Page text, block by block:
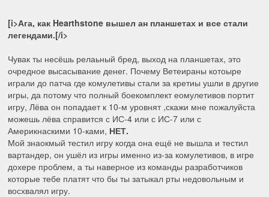
[i>Ага, как Hearthstone вышел ан планшетах и все стали
легендами.[/i>
Чувак ты несёшь релаьный бред, выход на планшетах, это
очредное высасывание денег. Почему Ветеираны котоыре
играли до патча где комулетивы стали за кретиы ушли в другие
игры, да потому что полный боекомплект еомулетивов портит
игру, Лёва он попадает к 10-м уровнят ,скажи мне пожалуйста
можешь лёва справится с ИС-4 или с ИС-7 или с
Америкнаскими 10-ками, НЕТ.
Мой знаокмый тестил игру когда она ещё не вышла и тестил
вартандер, он ушёл из игры именно из-за комулетивов, в игре
дохере проблем, а ты наверное из команды разработчиков
которые тебе платят что бы ты затыкал рты недовольным и
восхвалял игру.